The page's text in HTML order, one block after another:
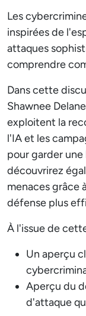
Les
inspirées de
attaques
comprendre
Dans cette
Shawnee
exploitent la
l'IA et les
pour garder
découvrirez
menaces grâce
défense plus
À l'issue de
Un aperçu
Aperçu du
d'attaque